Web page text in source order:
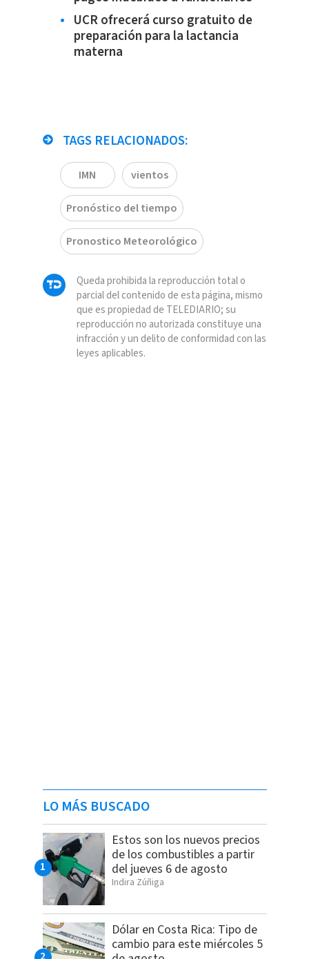
UCR ofrecerá curso gratuito de
preparación para la lactancia
materna
TAGS RELACIONADOS:
IMN vientos
Pronóstico del tiempo
Pronostico Meteorológico
Queda prohibida la reproducción total o
parcial del contenido de esta página, mismo
que es propiedad de TELEDIARIO; su
reproducción no autorizada constituye una
infracción y un delito de conformidad con las
leyes aplicables.
LO MÁS BUSCADO
Estos son los nuevos precios
de los combustibles a partir
del jueves 6 de agosto
Indira Zúñiga
Dólar en Costa Rica: Tipo de
cambio para este miércoles 5